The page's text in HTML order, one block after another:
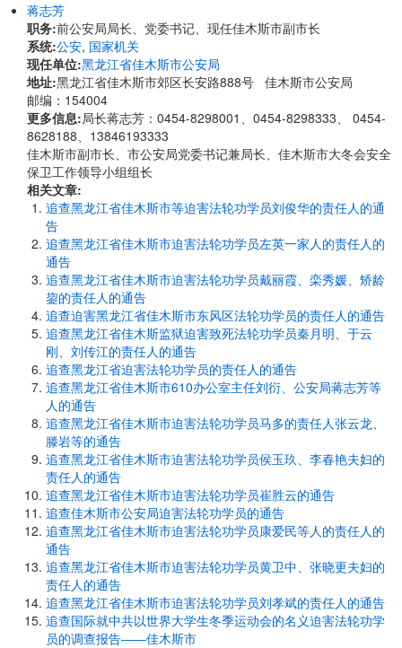
蒋志芳
职务:前公安局局长、党委书记、现任佳木斯市副市长
系统:公安, 国家机关
现任单位:黑龙江省佳木斯市公安局
地址:黑龙江省佳木斯市郊区长安路888号 佳木斯市公安局
邮编：154004
更多信息:局长蒋志芳：0454-8298001、0454-8298333、 0454-
8628188、13846193333
佳木斯市副市长、市公安局党委书记兼局长、佳木斯市大冬会安全
保卫工作领导小组组长
相关文章:
追查黑龙江省佳木斯市等迫害法轮功学员刘俊华的责任人的通
告
追查黑龙江省佳木斯市迫害法轮功学员左英一家人的责任人的
通告
追查黑龙江省佳木斯市迫害法轮功学员戴丽霞、栾秀媛、矫龄
鋆的责任人的通告
追查迫害黑龙江省佳木斯市东风区法轮功学员的责任人的通告
追查黑龙江省佳木斯监狱迫害致死法轮功学员秦月明、于云
刚、刘传江的责任人的通告
追查黑龙江省迫害法轮功学员的责任人的通告
追查黑龙江省佳木斯市610办公室主任刘衍、公安局蒋志芳等
人的通告
追查黑龙江省佳木斯市迫害法轮功学员马多的责任人张云龙、
滕岩等的通告
追查黑龙江省佳木斯市迫害法轮功学员侯玉玖、李春艳夫妇的
责任人的通告
追查黑龙江省佳木斯市迫害法轮功学员崔胜云的通告
追查佳木斯市公安局迫害法轮功学员的通告
追查黑龙江省佳木斯市迫害法轮功学员康爱民等人的责任人的
通告
追查黑龙江省佳木斯市迫害法轮功学员黄卫中、张晓更夫妇的
责任人的通告
追查黑龙江省佳木斯市迫害法轮功学员刘孝斌的责任人的通告
追查国际就中共以世界大学生冬季运动会的名义迫害法轮功学
员的调查报告――佳木斯市